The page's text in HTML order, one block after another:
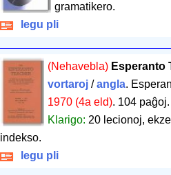
gramatikero.
legu pli
(Nehavebla) Esperanto
vortaroj/angla.
1970 (4a eld). 104 paĝoj
Klarigo: 20 lecionoj,
indekso.
legu pli